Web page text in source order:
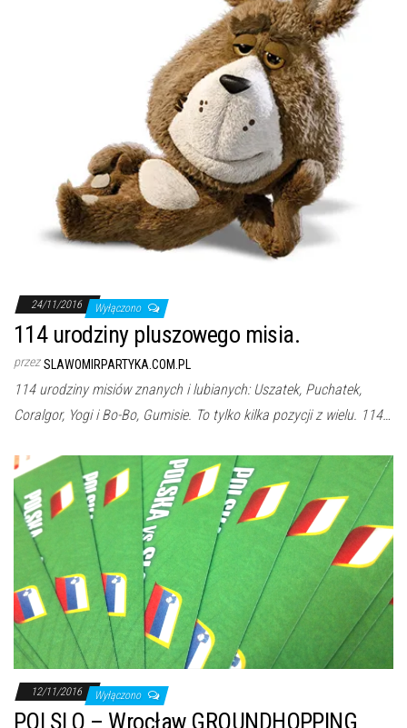
24/11/2016 Wyłączono
114 urodziny pluszowego misia.
przez SLAWOMIRPARTYKA.COM.PL
114 urodziny misiów znanych i lubianych: Uszatek, Puchatek,
Coralgor, Yogi i Bo-Bo, Gumisie. To tylko kilka pozycji z wielu. 114…
12/11/2016 Wyłączono
POLSLO – Wrocław GROUNDHOPPING